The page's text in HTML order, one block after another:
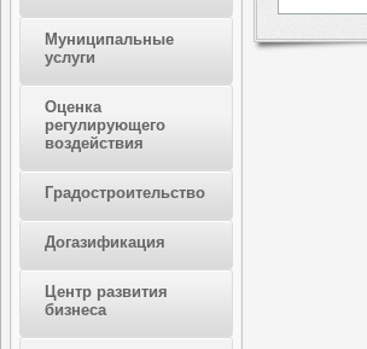
Муниципальные
услуги
Оценка
регулирующего
воздействия
Градостроительство
Догазификация
Центр развития
бизнеса